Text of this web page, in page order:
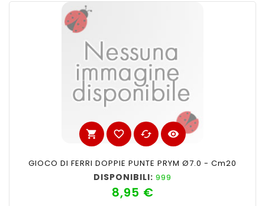
shopping_cart favorite_border cached visibility
GIOCO DI FERRI DOPPIE PUNTE PRYM Ø7.0 - Cm20
DISPONIBILI: 999
8,95 €Prezzo